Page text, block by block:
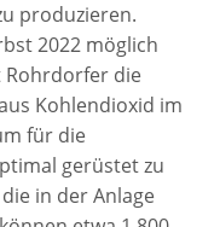
produzieren.
2022 möglich
Rohrdorfer die
Kohlendioxid im
für die
gerüstet zu
in der Anlage